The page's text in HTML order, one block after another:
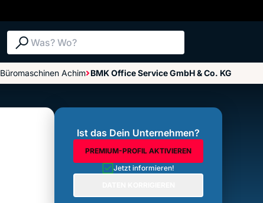
Suche: Was? Wo?
Büromaschinen Achim BMK Office Service GmbH & Co. KG
Ist das Dein Unternehmen?
PREMIUM-PROFIL AKTIVIEREN
Jetzt informieren!